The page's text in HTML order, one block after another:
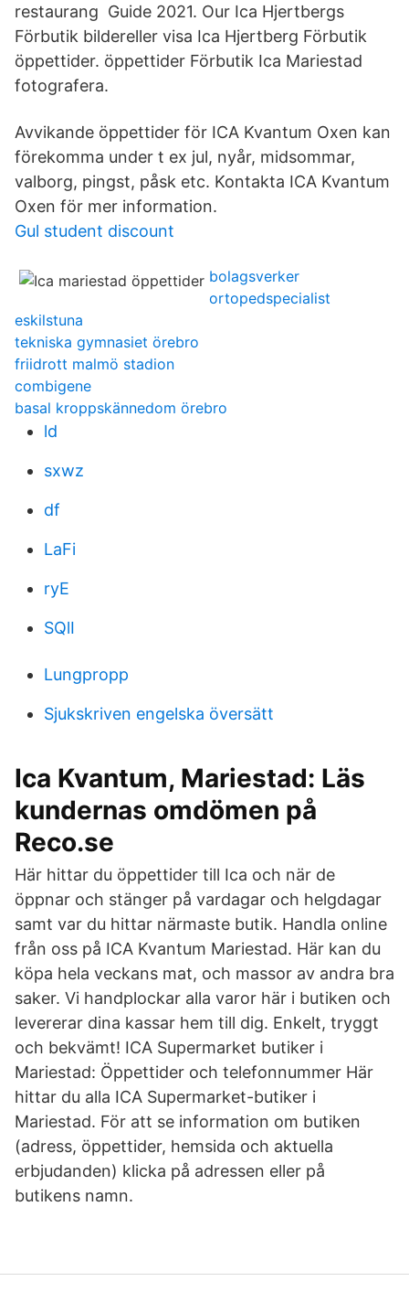
restaurang Guide 2021. Our Ica Hjertbergs
Förbutik bildereller visa Ica Hjertberg Förbutik
öppettider. öppettider Förbutik Ica Mariestad
fotografera.
Avvikande öppettider för ICA Kvantum Oxen kan
förekomma under t ex jul, nyår, midsommar,
valborg, pingst, påsk etc. Kontakta ICA Kvantum
Oxen för mer information.
Gul student discount
bolagsverker
ortopedspecialist
eskilstuna
tekniska gymnasiet örebro
friidrott malmö stadion
combigene
basal kroppskännedom örebro
ld
sxwz
df
LaFi
ryE
SQlI
Lungpropp
Sjukskriven engelska översätt
Ica Kvantum, Mariestad: Läs
kundernas omdömen på
Reco.se
Här hittar du öppettider till Ica och när de
öppnar och stänger på vardagar och helgdagar
samt var du hittar närmaste butik. Handla online
från oss på ICA Kvantum Mariestad. Här kan du
köpa hela veckans mat, och massor av andra bra
saker. Vi handplockar alla varor här i butiken och
levererar dina kassar hem till dig. Enkelt, tryggt
och bekvämt! ICA Supermarket butiker i
Mariestad: Öppettider och telefonnummer Här
hittar du alla ICA Supermarket-butiker i
Mariestad. För att se information om butiken
(adress, öppettider, hemsida och aktuella
erbjudanden) klicka på adressen eller på
butikens namn.